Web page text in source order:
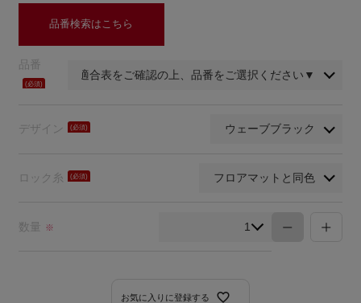
品番検索はこちら
品番
デザイン
ロック糸
お気に入りに登録する
数量 ※